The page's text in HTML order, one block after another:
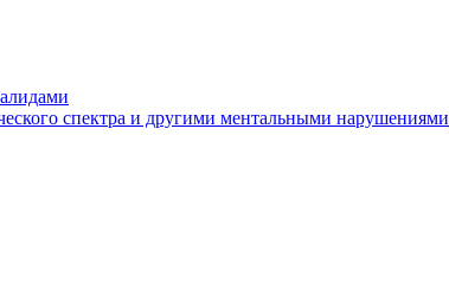
спектра и другими ментальными нарушениями